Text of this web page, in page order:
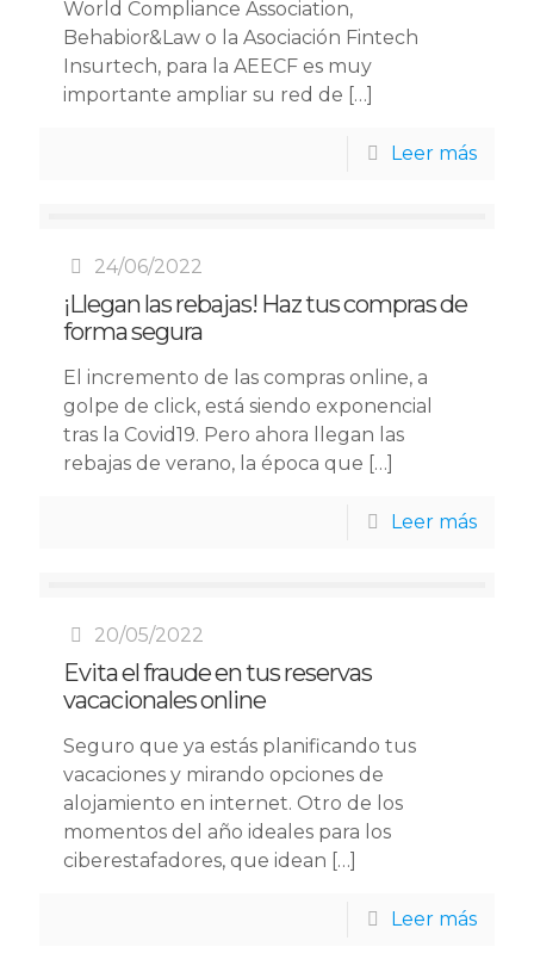
World Compliance Association,
Behabior&Law o la Asociación Fintech
Insurtech, para la AEECF es muy
importante ampliar su red de […]
Leer más
24/06/2022
¡Llegan las rebajas! Haz tus compras de
forma segura
El incremento de las compras online, a
golpe de click, está siendo exponencial
tras la Covid19. Pero ahora llegan las
rebajas de verano, la época que […]
Leer más
20/05/2022
Evita el fraude en tus reservas
vacacionales online
Seguro que ya estás planificando tus
vacaciones y mirando opciones de
alojamiento en internet. Otro de los
momentos del año ideales para los
ciberestafadores, que idean […]
Leer más